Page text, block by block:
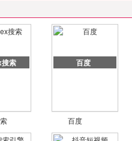
索 百度
百度